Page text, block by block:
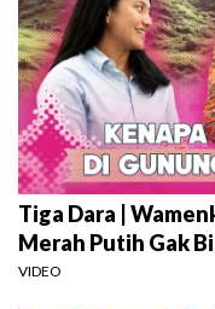
Tiga Dara |
Merah Putih Gak
VIDEO